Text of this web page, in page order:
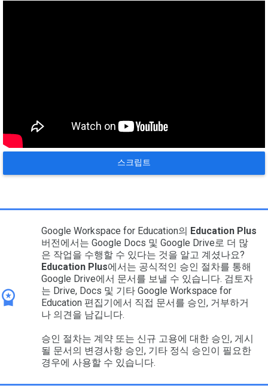
스크립트
Google Workspace for Education의 Education Plus
버전에서는 Google Docs 및 Google Drive로 더 많
은 작업을 수행할 수 있다는 것을 알고 계셨나요?
Education Plus에서는 공식적인 승인 절차를 통해
Google Drive에서 문서를 보낼 수 있습니다. 검토자
는 Drive, Docs 및 기타 Google Workspace for
Education 편집기에서 직접 문서를 승인, 거부하거
나 의견을 남깁니다.
승인 절차는 계약 또는 신규 고용에 대한 승인, 게시
될 문서의 변경사항 승인, 기타 정식 승인이 필요한
경우에 사용할 수 있습니다.